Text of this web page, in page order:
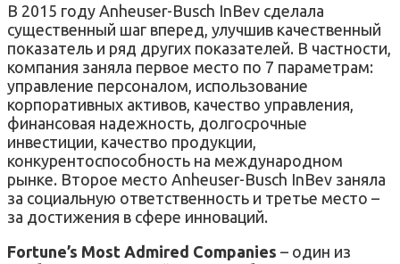
В 2015 году Anheuser-Busch InBev сделала
существенный шаг вперед, улучшив качественный
показатель и ряд других показателей. В частности,
компания заняла первое место по 7 параметрам:
управление персоналом, использование
корпоративных активов, качество управления,
финансовая надежность, долгосрочные
инвестиции, качество продукции,
конкурентоспособность на международном
рынке. Второе место Anheuser-Busch InBev заняла
за социальную ответственность и третье место –
за достижения в сфере инноваций.
Fortune’s Most Admired Companies – один из